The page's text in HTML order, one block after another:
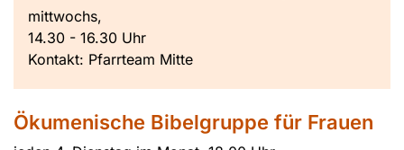
mittwochs,
14.30 - 16.30 Uhr
Kontakt: Pfarrteam Mitte
Ökumenische Bibelgruppe für Frauen